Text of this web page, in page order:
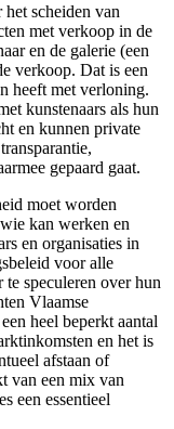
scheiden van
met verkoop in de
en de galerie (een
verkoop. Dat is een
heeft met verloning.
kunstenaars als hun
en kunnen private
gepaard gaat.
moet worden
kan werken en
en organisaties in
voor alle
speculeren over hun
Vlaamse
heel beperkt aantal
en het is
afstaan of
van een mix van
een essentieel